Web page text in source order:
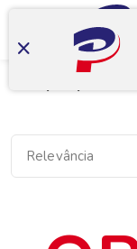
Relevância